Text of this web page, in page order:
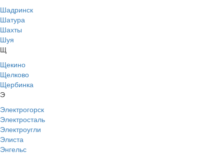
Шадринск
Шатура
Шахты
Шуя
Щ
Щекино
Щелково
Щербинка
Э
Электрогорск
Электросталь
Электроугли
Элиста
Энгельс